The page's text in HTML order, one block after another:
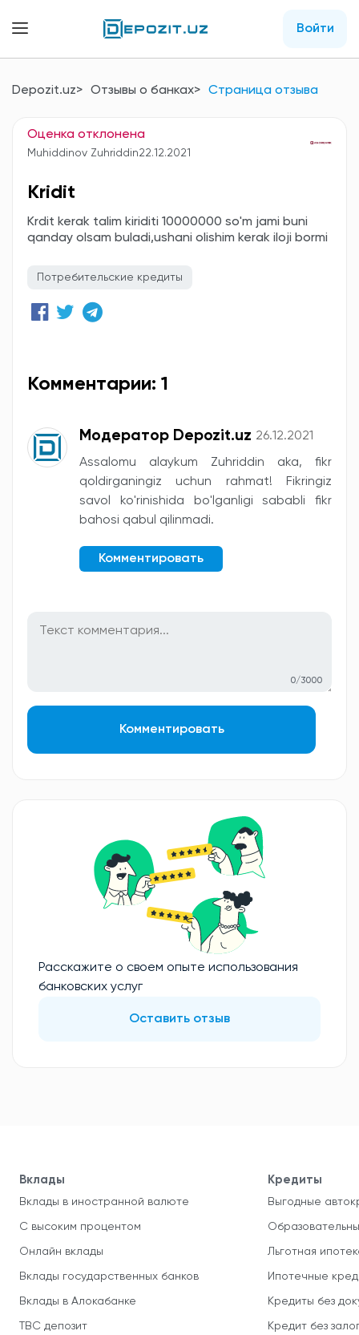
Войти
Depozit.uz Отзывы о банках Страница отзыва
Оценка отклонена
Muhiddinov Zuhriddin22.12.2021
Kridit
Krdit kerak talim kiriditi 10000000 so'm jami buni
qanday olsam buladi,ushani olishim kerak iloji bormi
Потребительские кредиты
Комментарии: 1
Модератор Depozit.uz 26.12.2021
Assalomu alaykum Zuhriddin aka, fikr
qoldirganingiz uchun rahmat! Fikringiz
savol ko'rinishida bo'lganligi sababli fikr
bahosi qabul qilinmadi.
Комментировать
0/3000
Комментировать
Расскажите о своем опыте использования
банковских услуг
Оставить отзыв
Вклады
Вклады в иностранной валюте
С высоким процентом
Онлайн вклады
Вклады государственных банков
Вклады в Алокабанке
TBC депозит
Кредиты
Выгодные
Льготная
Ипотечные
Кредиты без
Кредит без